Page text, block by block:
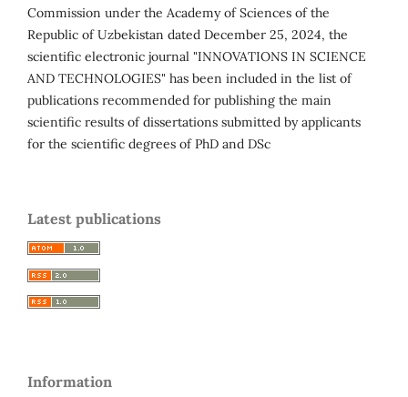
Commission under the Academy of Sciences of the
Republic of Uzbekistan dated December 25, 2024, the
scientific electronic journal "INNOVATIONS IN SCIENCE
AND TECHNOLOGIES" has been included in the list of
publications recommended for publishing the main
scientific results of dissertations submitted by applicants
for the scientific degrees of PhD and DSc
Latest publications
Information